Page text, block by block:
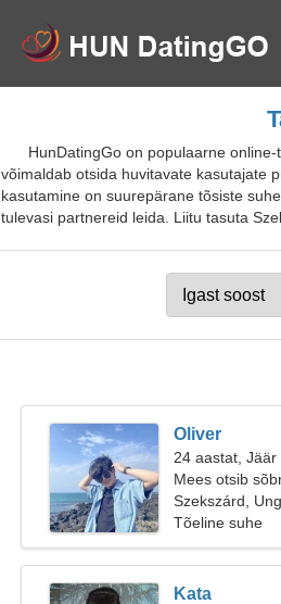
HunDatingGo on populaarne
võimaldab otsida huvitavate kasutajate
kasutamine on suurepärane tõsiste
tulevasi partnereid leida. Liitu tasuta
Oliver
24 aastat, Jäär
Mees otsib
Szekszárd,
Tõeline suhe
Kata